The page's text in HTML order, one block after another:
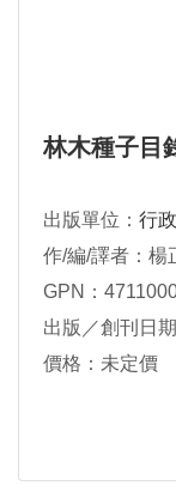
林木種子目
出版單位： 行
作/編/譯者：楊
GPN：
出版／創刊日
價格：未定價